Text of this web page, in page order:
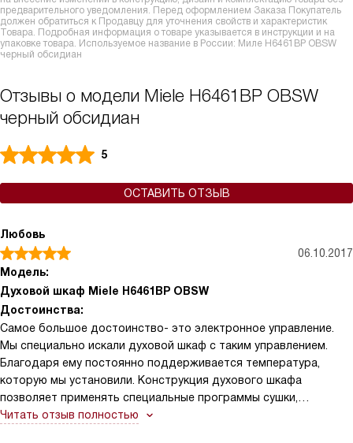
предварительного уведомления. Перед оформлением Заказа Покупатель
должен обратиться к Продавцу для уточнения свойств и характеристик
Товара. Подробная информация о товаре указывается в инструкции и на
упаковке товара. Используемое название в России: Миле H6461BP OBSW
черный обсидиан
Отзывы о модели Miele H6461BP OBSW
черный обсидиан
5
ОСТАВИТЬ ОТЗЫВ
Любовь
06.10.2017
Модель:
Духовой шкаф Miele H6461BP OBSW
Достоинства:
Самое большое достоинство- это электронное управление.
Мы специально искали духовой шкаф с таким управлением.
Благодаря ему постоянно поддерживается температура,
которую мы установили. Конструкция духового шкафа
позволяет применять специальные программы сушки,
консервирования, подъем теста, пицца, замороженные
Читать отзыв полностью